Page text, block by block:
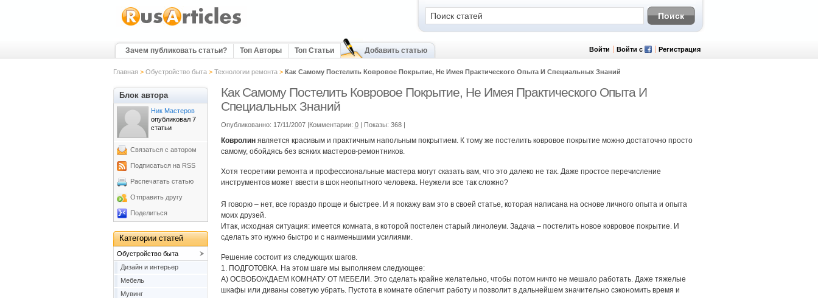
Зачем публиковать статьи? Топ Авторы Топ Статьи Добавить статью Войти Войти с Регистрация
Главная > Обустройство быта> Технологии ремонта> Как Самому Постелить Ковровое Покрытие, Не Имея Практического Опыта И Специальных Знаний
Как Самому Постелить Ковровое Покрытие, Не Имея Практического Опыта И
Специальных Знаний
Опубликованно: 17/11/2007 |Комментарии: 0 | Показы: 368 |
Ковролин является красивым и практичным напольным покрытием. К тому же постелить ковровое покрытие можно достаточно просто
самому, обойдясь без всяких мастеров-ремонтников.
Хотя теоретики ремонта и профессиональные мастера могут сказать вам, что это далеко не так. Даже простое перечисление
инструментов может ввести в шок неопытного человека. Неужели все так сложно?
Я говорю – нет, все гораздо проще и быстрее. И я покажу вам это в своей статье, которая написана на основе личного опыта и опыта
моих друзей.
Итак, исходная ситуация: имеется комната, в которой постелен старый линолеум. Задача – постелить новое ковровое покрытие. И
сделать это нужно быстро и с наименьшими усилиями.
Решение состоит из следующих шагов.
1. ПОДГОТОВКА. На этом шаге мы выполняем следующее:
А) ОСВОБОЖДАЕМ КОМНАТУ ОТ МЕБЕЛИ. Это сделать крайне желательно, чтобы потом ничто не мешало работать. Даже тяжелые
шкафы или диваны советую убрать. Пустота в комнате облегчит работу и позволит в дальнейшем значительно сэкономить время и
Блок автора
Ник Мастеров
опубликовал 7
статьи
Связаться с автором
Подписаться на RSS
Распечатать статью
Отправить другу
Поделиться
Категории статей
Обустройство быта
Дизайн и интерьер
Мебель
Мувинг